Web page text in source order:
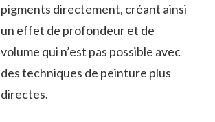
pigments directement, créant ainsi
un effet de profondeur et de
volume qui n’est pas possible avec
des techniques de peinture plus
directes.